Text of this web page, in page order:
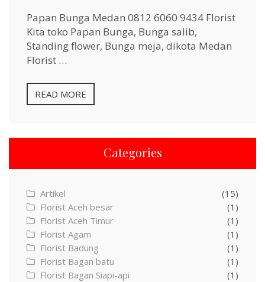
Papan Bunga Medan 0812 6060 9434 Florist
Kita toko Papan Bunga, Bunga salib,
Standing flower, Bunga meja, dikota Medan
Florist …
READ MORE
Categories
Artikel
(15)
Florist Aceh besar
(1)
Florist Aceh Timur
(1)
Florist Agam
(1)
Florist Badung
(1)
Florist Bagan batu
(1)
Florist Bagan Siapi-api
(1)